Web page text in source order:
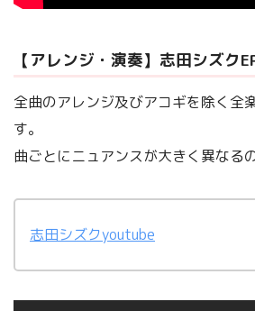
【アレンジ・演奏】志田シズク
全曲のアレンジ及びアコギを除く全
す。
曲ごとにニュアンスが大きく異なる
志田シズクyoutube